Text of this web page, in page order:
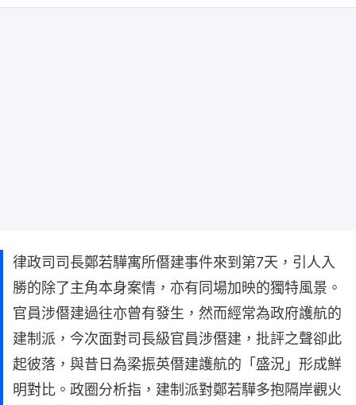
律政司司長鄭若驊寓所僭建事件來到第7天，引人入
勝的除了主角本身案情，亦有同場加映的獨特風景。
官員涉僭建過往亦曾有發生，然而經常為政府護航的
建制派，今次面對司長級官員涉僭建，批評之聲卻此
起彼落，與昔日為梁振英僭建護航的「盛況」形成鮮
明對比。政圈分析指，建制派對鄭若驊多抱隔岸觀火